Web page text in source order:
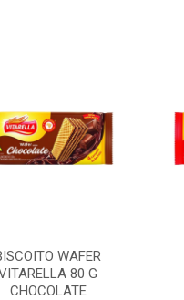
WAFER
80 G
CHOCOLATE